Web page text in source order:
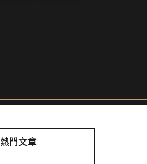
熱門文章